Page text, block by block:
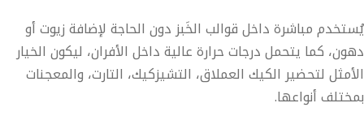
مباشرة داخل قوالب الخَبز دون الحاجة لإضافة زيوت أو
كما يتحمل درجات حرارة عالية داخل الأفران، ليكون الخيار
لتحضير الكيك العملاق، التشيزكيك، التارت، والمعجنات
أنواعها.